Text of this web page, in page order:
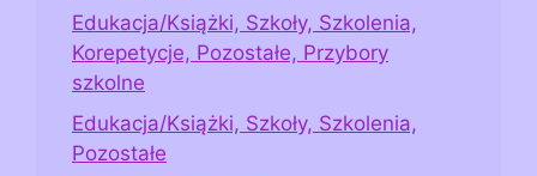
Edukacja/Książki, Szkoły, Szkolenia,
Korepetycje, Pozostałe, Przybory
szkolne
Edukacja/Książki, Szkoły, Szkolenia,
Pozostałe